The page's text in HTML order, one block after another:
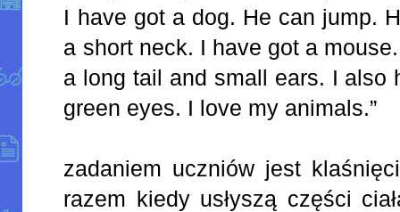
I have got a dog. He can jump.
a short neck. I have got a
a long tail and small ears. I also
green eyes. I love my animals.”
zadaniem uczniów jest
razem kiedy usłyszą części